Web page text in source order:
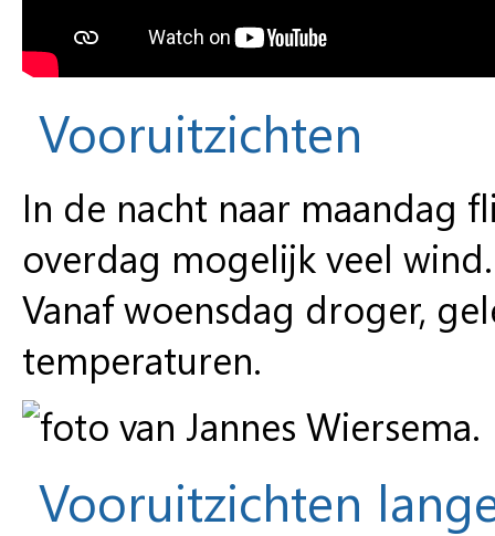
Vooruitzichten
In de nacht naar maandag
overdag mogelijk veel
Vanaf woensdag droger,
temperaturen.
Vooruitzichten